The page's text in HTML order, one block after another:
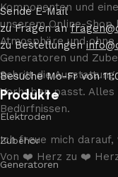
Komponenten und
unserem Online-Shop
Atmosphäre und
Generatoren und
Schritt die
Vorhaben passt. Alles
Bedürfnissen.
Ich freue mich darauf,
Von ❤️ Herz zu ❤️
Sende E-Mail
zu Fragen an
zu Bestellungen
Besuche Mo-Fr von
Produkte
Elektroden
Zubehör
Generatoren